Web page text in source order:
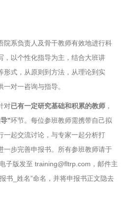
院系负责人及骨干教师有效地进行科
，以个性化指导为主，结合大班讲
形式，从原则到方法，从理论到实
对一咨询与指导。
对已有一定研究基础和积累的教师 ，
”环节。每位参班教师需携带自己拟
一起交流讨论，与专家一起分析打
一步完善申报书。所有参班教师请于
子版发至 training@fltrp.com，邮件主
书_姓名”命名，并将申报书正文隐去